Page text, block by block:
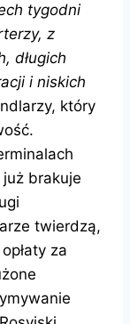
tygodni
z
długich
i niskich
który
brakuje
twierdzą,
za